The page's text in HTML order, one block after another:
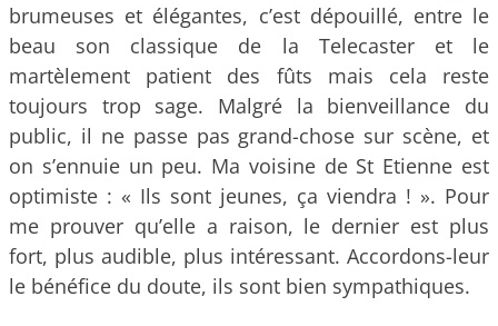
brumeuses et élégantes, c’est dépouillé, entre le
beau son classique de la Telecaster et le
martèlement patient des fûts mais cela reste
toujours trop sage. Malgré la bienveillance du
public, il ne passe pas grand-chose sur scène, et
on s’ennuie un peu. Ma voisine de St Etienne est
optimiste : « Ils sont jeunes, ça viendra ! ». Pour
me prouver qu’elle a raison, le dernier est plus
fort, plus audible, plus intéressant. Accordons-leur
le bénéfice du doute, ils sont bien sympathiques.